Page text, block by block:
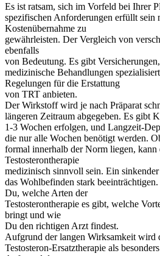
Es ist ratsam, sich im Vorfeld bei Ihrer
spezifischen Anforderungen erfüllt sein
Kostenübernahme zu
gewährleisten. Der Vergleich von
ebenfalls
von Bedeutung. Es gibt
medizinische Behandlungen
Regelungen für die Erstattung
von TRT anbieten.
Der Wirkstoff wird je nach Präparat
längeren Zeitraum abgegeben. Es gibt
1-3 Wochen erfolgen, und Langzeit-
die nur alle Wochen benötigt werden.
formal innerhalb der Norm liegen, kann
Testosterontherapie
medizinisch sinnvoll sein. Ein
das Wohlbefinden stark
Du, welche Arten der
Testosterontherapie es gibt, welche
bringt und wie
Du den richtigen Arzt findest.
Aufgrund der langen Wirksamkeit wird
Testosteron-Ersatztherapie als